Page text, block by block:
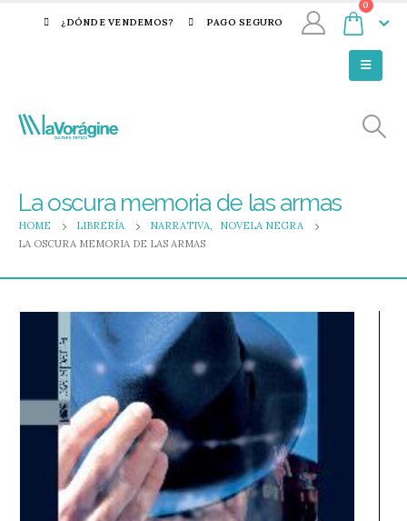
¿DÓNDE VENDEMOS? PAGO SEGURO
0
La oscura memoria de las armas
HOME LIBRERÍA NARRATIVA,
NOVELA NEGRA
LA OSCURA MEMORIA DE LAS ARMAS